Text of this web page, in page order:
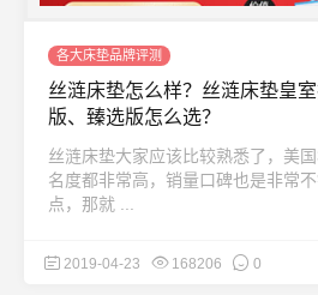
各大床垫品牌评测
丝涟床垫怎么样？丝涟床垫皇
版、臻选版怎么选？
丝涟床垫大家应该比较熟悉了，美
名度都非常高，销量口碑也是非常
点，那就 ...
2019-04-23 168206 0